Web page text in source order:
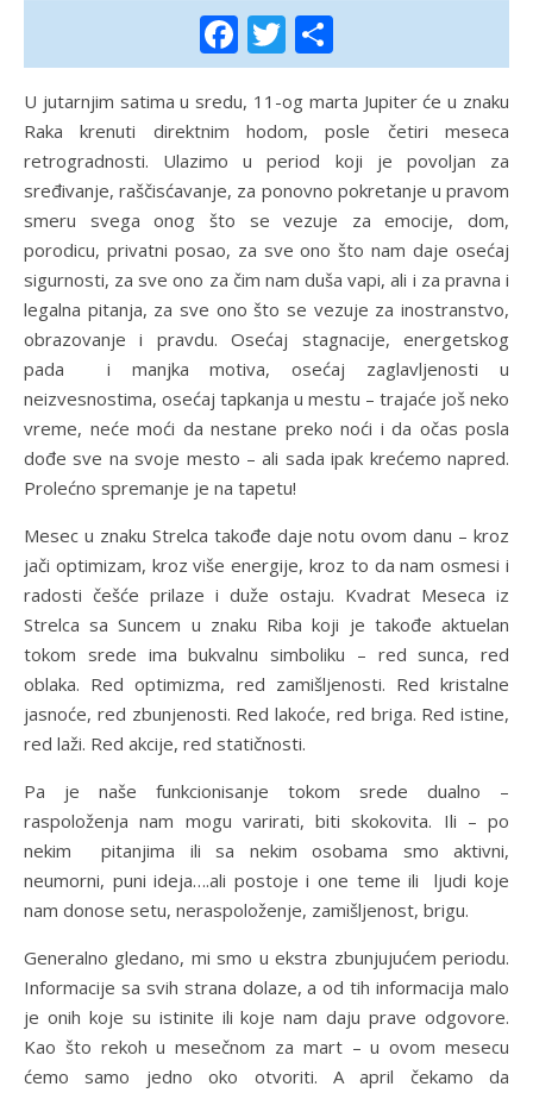
Facebook
Twitter
U jutarnjim satima u sredu, 11-og marta Jupiter će u znaku
Raka krenuti direktnim hodom, posle četiri meseca
retrogradnosti. Ulazimo u period koji je povoljan za
sređivanje, raščisćavanje, za ponovno pokretanje u pravom
smeru svega onog što se vezuje za emocije, dom,
porodicu, privatni posao, za sve ono što nam daje osećaj
sigurnosti, za sve ono za čim nam duša vapi, ali i za pravna i
legalna pitanja, za sve ono što se vezuje za inostranstvo,
obrazovanje i pravdu. Osećaj stagnacije, energetskog
pada i manjka motiva, osećaj zaglavljenosti u
neizvesnostima, osećaj tapkanja u mestu – trajaće još neko
vreme, neće moći da nestane preko noći i da očas posla
dođe sve na svoje mesto – ali sada ipak krećemo napred.
Prolećno spremanje je na tapetu!
Mesec u znaku Strelca takođe daje notu ovom danu – kroz
jači optimizam, kroz više energije, kroz to da nam osmesi i
radosti češće prilaze i duže ostaju. Kvadrat Meseca iz
Strelca sa Suncem u znaku Riba koji je takođe aktuelan
tokom srede ima bukvalnu simboliku – red sunca, red
oblaka. Red optimizma, red zamišljenosti. Red kristalne
jasnoće, red zbunjenosti. Red lakoće, red briga. Red istine,
red laži. Red akcije, red statičnosti.
Pa je naše funkcionisanje tokom srede dualno –
raspoloženja nam mogu varirati, biti skokovita. Ili – po
nekim pitanjima ili sa nekim osobama smo aktivni,
neumorni, puni ideja….ali postoje i one teme ili ljudi koje
nam donose setu, neraspoloženje, zamišljenost, brigu.
Generalno gledano, mi smo u ekstra zbunjujućem periodu.
Informacije sa svih strana dolaze, a od tih informacija malo
je onih koje su istinite ili koje nam daju prave odgovore.
Kao što rekoh u mesečnom za mart – u ovom mesecu
ćemo samo jedno oko otvoriti. A april čekamo da